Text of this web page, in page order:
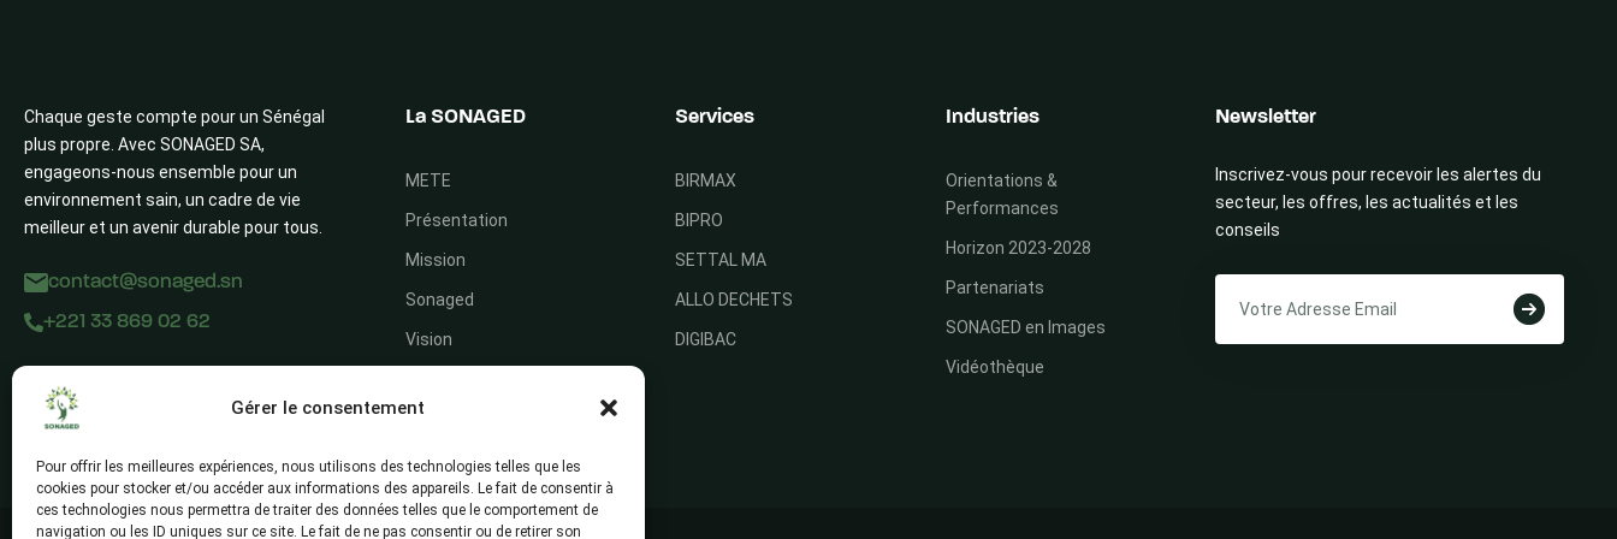
Gérer le consentement
Pour offrir les meilleures expériences, nous utilisons des technologies telles que les
cookies pour stocker et/ou accéder aux informations des appareils. Le fait de consentir à
ces technologies nous permettra de traiter des données telles que le comportement de
navigation ou les ID uniques sur ce site. Le fait de ne pas consentir ou de retirer son
Chaque geste compte pour un Sénégal
plus propre. Avec SONAGED SA,
engageons-nous ensemble pour un
environnement sain, un cadre de vie
meilleur et un avenir durable pour tous.
contact@sonaged.sn
+221 33 869 02 62
La SONAGED
METE
Présentation
Mission
Sonaged
Vision
Services
BIRMAX
BIPRO
SETTAL MA
ALLO DECHETS
DIGIBAC
Industries
Orientations &
Performances
Horizon 2023-2028
Partenariats
SONAGED en Images
Vidéothèque
Newsletter
Inscrivez-vous pour recevoir les alertes du
secteur, les offres, les actualités et les
conseils